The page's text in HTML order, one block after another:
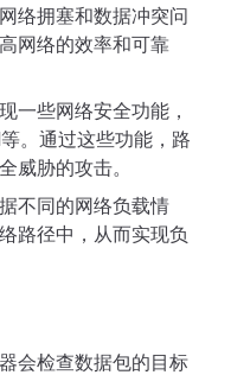
络拥塞和数据冲突问
网络的效率和可靠
一些网络安全功能，
。通过这些功能，路
威胁的攻击。
不同的网络负载情
路径中，从而实现负
会检查数据包的目标